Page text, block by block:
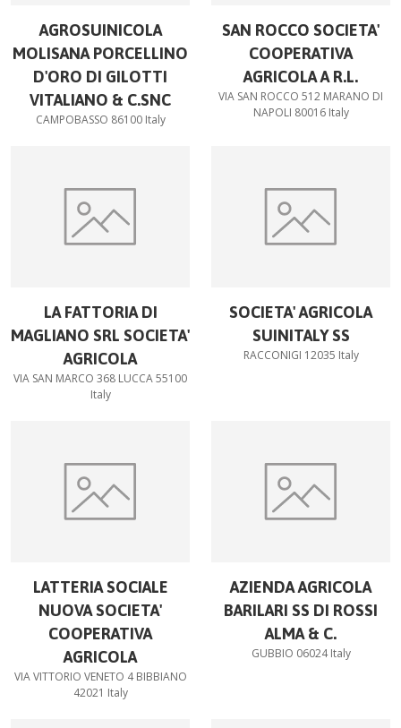
AGROSUINICOLA
MOLISANA PORCELLINO
D'ORO DI GILOTTI
VITALIANO & C.SNC
CAMPOBASSO 86100 Italy
SAN ROCCO SOCIETA'
COOPERATIVA
AGRICOLA A R.L.
VIA SAN ROCCO 512 MARANO DI
NAPOLI 80016 Italy
LA FATTORIA DI
MAGLIANO SRL SOCIETA'
AGRICOLA
VIA SAN MARCO 368 LUCCA 55100
Italy
SOCIETA' AGRICOLA
SUINITALY SS
RACCONIGI 12035 Italy
LATTERIA SOCIALE
NUOVA SOCIETA'
COOPERATIVA
AGRICOLA
VIA VITTORIO VENETO 4 BIBBIANO
42021 Italy
AZIENDA AGRICOLA
BARILARI SS DI ROSSI
ALMA & C.
GUBBIO 06024 Italy